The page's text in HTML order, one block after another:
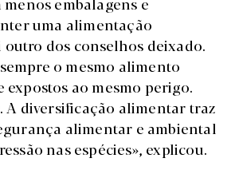
uma alimentação
dos conselhos deixado.
o mesmo alimento
expostos ao mesmo perigo.
A diversificação alimentar traz
alimentar e ambiental
nas espécies», explicou.